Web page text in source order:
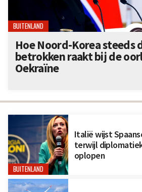
BUITENLAND
Italië wijst
terwijl
oplopen
BUITENLAND
Hoe Noord-Korea steeds
betrokken raakt bij de
Oekraïne